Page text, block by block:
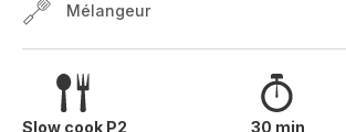
Mélangeur
Slow cook P2 30 min